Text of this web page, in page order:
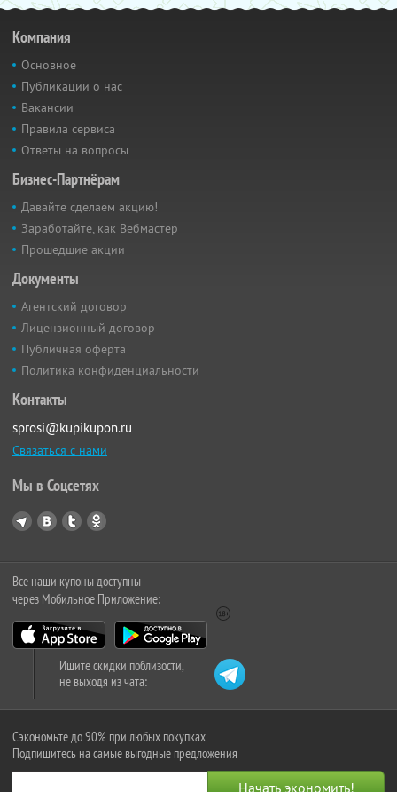
Компания
Основное
Публикации о нас
Вакансии
Правила сервиса
Ответы на вопросы
Бизнес-Партнёрам
Давайте сделаем акцию!
Заработайте, как Вебмастер
Прошедшие акции
Документы
Агентский договор
Лицензионный договор
Публичная оферта
Политика конфиденциальности
Контакты
sprosi@kupikupon.ru
Связаться с нами
Мы в Соцсетях
Все наши купоны доступны
через Мобильное Приложение:
Ищите скидки поблизости,
не выходя из чата:
Сэкономьте до 90% при любых покупках
Подпишитесь на самые выгодные предложения